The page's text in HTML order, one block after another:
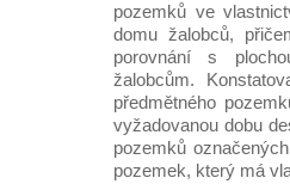
pozemků ve
domu žalobců,
porovnání s
žalobcům.
předmětného
vyžadovanou dobu
pozemků
pozemek, který má